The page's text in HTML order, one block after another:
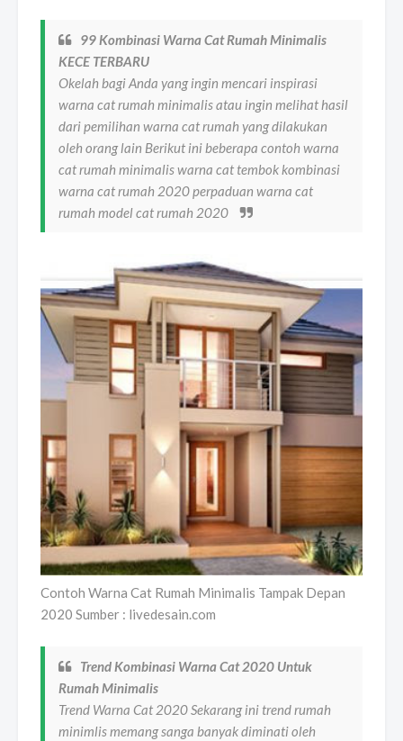
99 Kombinasi Warna Cat Rumah Minimalis
KECE TERBARU
Okelah bagi Anda yang ingin mencari inspirasi
warna cat rumah minimalis atau ingin melihat hasil
dari pemilihan warna cat rumah yang dilakukan
oleh orang lain Berikut ini beberapa contoh warna
cat rumah minimalis warna cat tembok kombinasi
warna cat rumah 2020 perpaduan warna cat
rumah model cat rumah 2020
Contoh Warna Cat Rumah Minimalis Tampak Depan
2020 Sumber : livedesain.com
Trend Kombinasi Warna Cat 2020 Untuk
Rumah Minimalis
Trend Warna Cat 2020 Sekarang ini trend rumah
minimlis memang sanga banyak diminati oleh